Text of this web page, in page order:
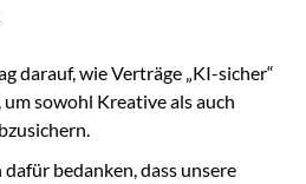
darauf, wie Verträge „KI-sicher“
sowohl Kreative als auch
bedanken, dass unsere